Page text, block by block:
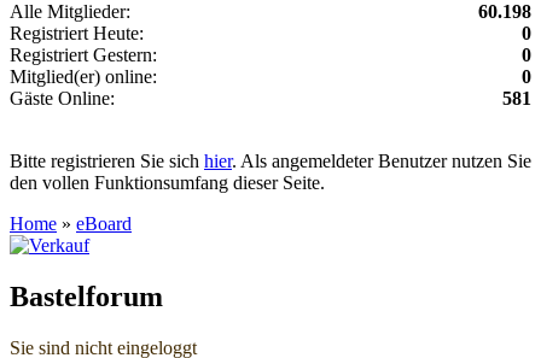
Alle Mitglieder:
60.198
Registriert Heute:
0
Registriert Gestern:
0
Mitglied(er) online:
0
Gäste Online:
581
Bitte registrieren Sie sich hier. Als angemeldeter Benutzer nutzen Sie
den vollen Funktionsumfang dieser Seite.
Home » eBoard
Bastelforum
Sie sind nicht eingeloggt